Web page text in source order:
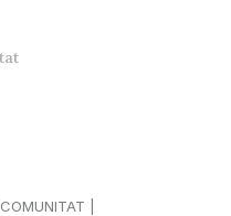
COMUNITAT